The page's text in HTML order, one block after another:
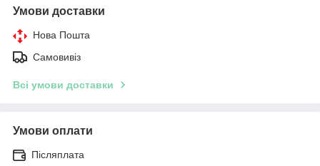
Умови доставки
Нова Пошта
Самовивіз
Всі умови доставки
Умови оплати
Післяплата